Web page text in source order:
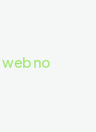
web no